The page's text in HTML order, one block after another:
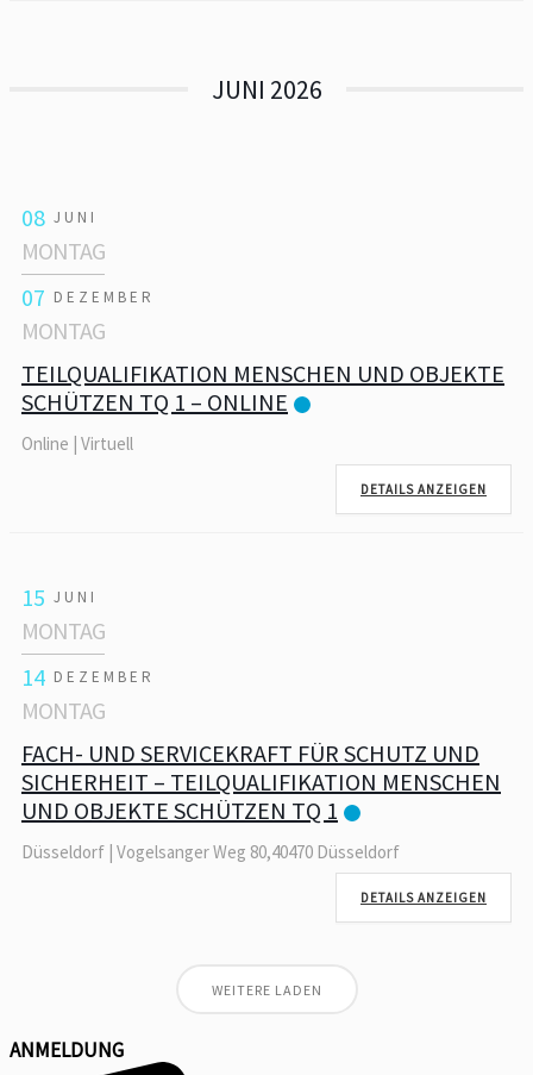
JUNI 2026
08 JUNI
MONTAG
07 DEZEMBER
MONTAG
TEILQUALIFIKATION MENSCHEN UND OBJEKTE
SCHÜTZEN TQ 1 – ONLINE
Online | Virtuell
DETAILS ANZEIGEN
15 JUNI
MONTAG
14 DEZEMBER
MONTAG
FACH- UND SERVICEKRAFT FÜR SCHUTZ UND
SICHERHEIT – TEILQUALIFIKATION MENSCHEN
UND OBJEKTE SCHÜTZEN TQ 1
Düsseldorf | Vogelsanger Weg 80,40470 Düsseldorf
DETAILS ANZEIGEN
WEITERE LADEN
ANMELDUNG